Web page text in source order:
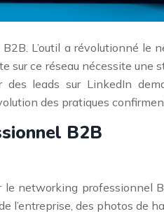
L’outil a révolutionné
sur ce réseau nécessite
leads sur LinkedIn
des pratiques
B2B
networking
l’entreprise, des photos de